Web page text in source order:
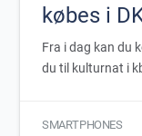
købes i
Fra i dag kan du
du til kulturnat i
SMARTPHONES